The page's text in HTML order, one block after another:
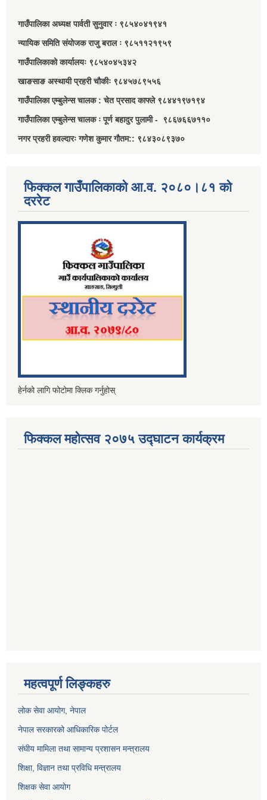
गाउँपालिका अध्यक्ष पार्वती सुनुवार ः ९८५४०४१९४१
न्यायिक समिति संयोजक राजु बराल ः ९८५११२१९५९
गाउँपालिकाको कार्यालयः ९८५४०४५३४२
खाङसाङ अस्थायी प्रहरी चौकीः ९८४५७८९५५६
गाउँपालिका एम्बुलेन्स चालक : चेत प्रसाद काफ्ले ९८४४१९७१९४
गाउँपालिका एम्बुलेन्स चालक ः पूर्ण बहादुर पुलामी - ९८६७६६७११०
नगर प्रहरी हवल्दारः गणेश कुमार गौतम:: ९८४३०८९३७०
फिक्कल गाउँपालिकाको आ.व. २०८०।८१ को
दररेट
हेर्नको लागि फोटोमा क्लिक गर्नुहोस्
फिक्कल महोत्सव २०७५ उद्घाटन कार्यक्रम
महत्वपूर्ण लिङ्कहरु
लोक सेवा आयोग, नेपाल
नेपाल सरकारको आधिकारिक पोर्टल
संघीय मामिला तथा सामान्य प्रशासन मन्त्रालय
शिक्षा, विज्ञान तथा प्रविधि मन्त्रालय
शिक्षक सेवा आयोग